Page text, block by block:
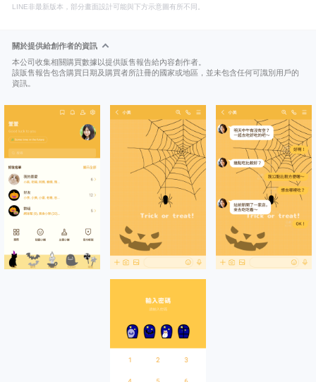
LINE非最新版本，部分畫面設計可能與下方示意圖有所不同。
關於提供給創作者的資訊
本公司收集相關購買數據以提供販售報告給內容創作者。
該販售報告包含購買日期及購買者所註冊的國家或地區，並未包含任何可識別用戶的
資訊。